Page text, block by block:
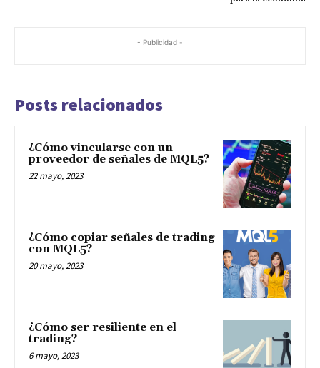
- Publicidad -
Posts relacionados
¿Cómo vincularse con un
proveedor de señales de MQL5?
22 mayo, 2023
¿Cómo copiar señales de trading
con MQL5?
20 mayo, 2023
¿Cómo ser resiliente en el
trading?
6 mayo, 2023